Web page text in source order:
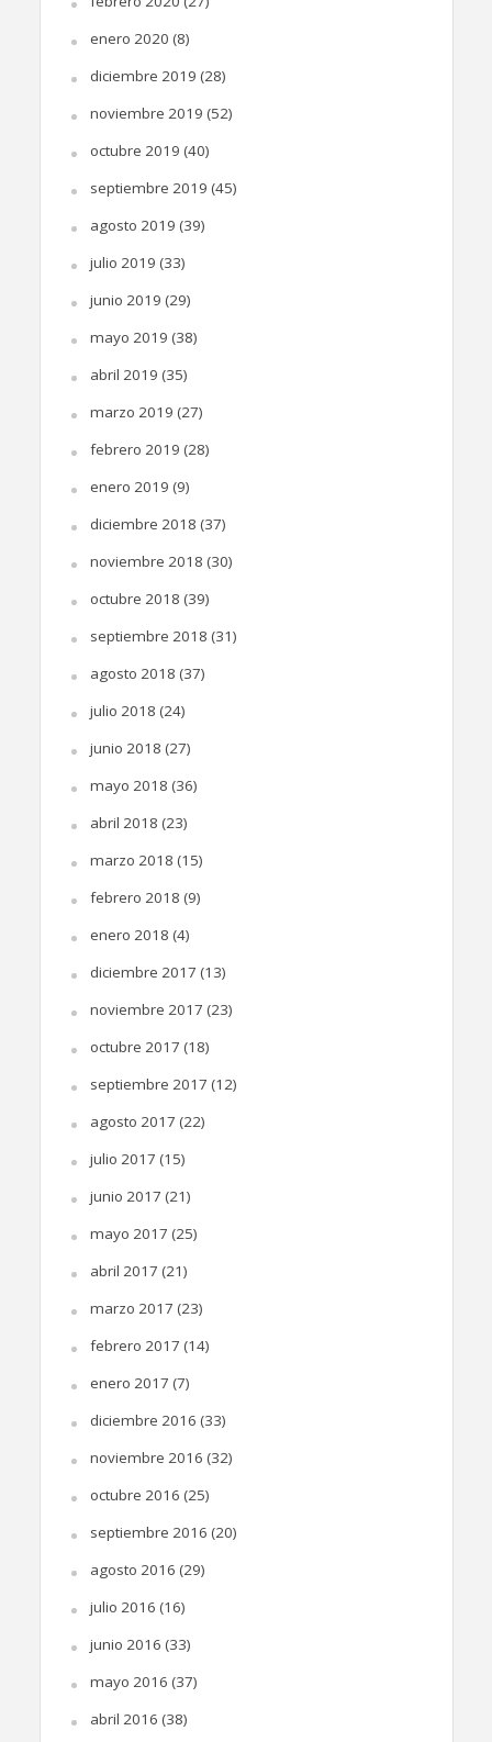
enero 2020 (8)
diciembre 2019 (28)
noviembre 2019 (52)
octubre 2019 (40)
septiembre 2019 (45)
agosto 2019 (39)
julio 2019 (33)
junio 2019 (29)
mayo 2019 (38)
abril 2019 (35)
marzo 2019 (27)
febrero 2019 (28)
enero 2019 (9)
diciembre 2018 (37)
noviembre 2018 (30)
octubre 2018 (39)
septiembre 2018 (31)
agosto 2018 (37)
julio 2018 (24)
junio 2018 (27)
mayo 2018 (36)
abril 2018 (23)
marzo 2018 (15)
febrero 2018 (9)
enero 2018 (4)
diciembre 2017 (13)
noviembre 2017 (23)
octubre 2017 (18)
septiembre 2017 (12)
agosto 2017 (22)
julio 2017 (15)
junio 2017 (21)
mayo 2017 (25)
abril 2017 (21)
marzo 2017 (23)
febrero 2017 (14)
enero 2017 (7)
diciembre 2016 (33)
noviembre 2016 (32)
octubre 2016 (25)
septiembre 2016 (20)
agosto 2016 (29)
julio 2016 (16)
junio 2016 (33)
mayo 2016 (37)
abril 2016 (38)